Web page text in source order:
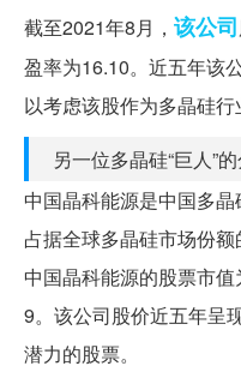
截至2021年8月， 该公司
盈率为16.10。近五年该
以考虑该股作为多晶硅行
另一位多晶硅“巨人”
中国晶科能源是中国多
占据全球多晶硅市场份
中国晶科能源的股票市
9。该公司股价近五年呈
潜力的股票。